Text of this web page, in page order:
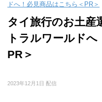
ドへ！必見商品はこちら＜PR＞
タイ旅行のお土産
トラルワールドへ
PR＞
2023年12月1日 配信